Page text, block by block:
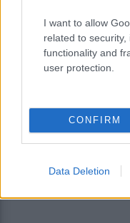
I want to allow
related to
functionality and
user protection.
CONFIRM
Data Deletion